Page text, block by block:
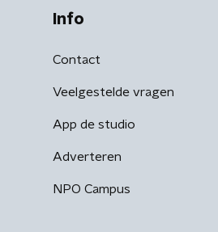
Info
Contact
Veelgestelde vragen
App de studio
Adverteren
NPO Campus